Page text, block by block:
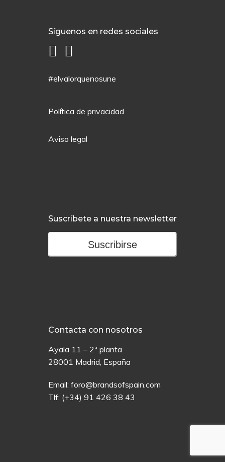
Síguenos en redes sociales
#elvalorquenosune
Política de privacidad
Aviso legal
Suscríbete a nuestra newsletter
Suscribirse
Contacta con nosotros
Ayala 11 – 2ª planta
28001 Madrid, España
Email: foro@brandsofspain.com
Tlf: (+34) 91 426 38 43